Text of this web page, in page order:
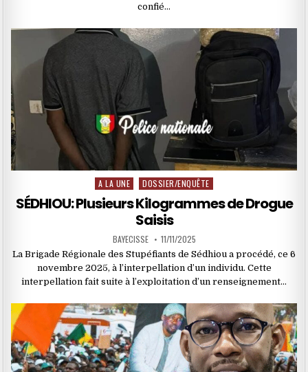
confié…
Posted
in
A LA UNE DOSSIER/ENQUÊTE
SÉDHIOU: Plusieurs Kilogrammes de Drogue
Saisis
BAYECISSE 11/11/2025
La Brigade Régionale des Stupéfiants de Sédhiou a procédé, ce 6
novembre 2025, à l’interpellation d’un individu. Cette
interpellation fait suite à l’exploitation d’un renseignement…